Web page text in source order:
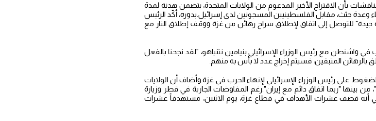
بأن الاقتراح الأخير المدعوم من الولايات المتحدة، يتضمن هدنة لمدة
خلالها حماس عن 10 رهائن أحياء وعدة جثث، مقابل الفلسطينيين المسجونين لدى إسرائيل.بدوره، أكّد الرئيس
جيدة" للتوصل إلى اتفاق لإطلاق سراح رهائن من غزة ووقف إطلاق النار مع
واشنطن مع رئيس الوزراء الإسرائيلي بنيامين نتنياهو، "لقد نجحنا بالفعل
بالرهائن المتبقين، فسيتم إخراج عدد لا بأس به منهم.
على رئيس الوزراء الإسرائيلي لإنهاء الحرب في غزة.وأضاف أن الولايات
بينها "ربما اتفاق دائم مع إيران".رغم المفاوضات الجارية في قطر وزيارة
أنه قصف عشرات الأهداف في قطاع غزة، يوم الاثنين، مستهدفاً عشرات